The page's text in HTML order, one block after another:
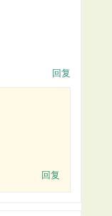
回复
回复